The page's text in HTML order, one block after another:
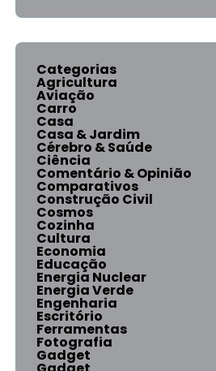
Categorias
Agricultura
Aviação
Carro
Casa
Casa & Jardim
Cérebro & Saúde
Ciência
Comentário & Opinião
Comparativos
Construção Civil
Cosmos
Cozinha
Cultura
Economia
Educação
Energia Nuclear
Energia Verde
Engenharia
Escritório
Ferramentas
Fotografia
Gadget